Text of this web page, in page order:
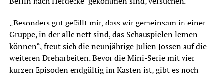
„Besonders gut gefällt mir, dass wir gemeinsam in einer
Gruppe, in der alle nett sind, das Schauspielen lernen
können“, freut sich die neunjährige Julien Jossen auf die
weiteren Dreharbeiten. Bevor die Mini-Serie mit vier
kurzen Episoden endgültig im Kasten ist, gibt es noch